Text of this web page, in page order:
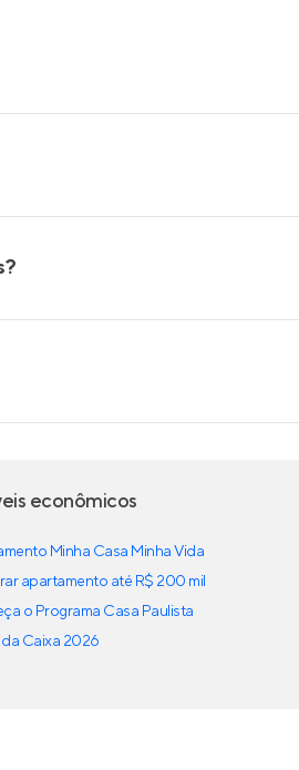
econômicos
Minha Casa Minha Vida
apartamento até R$ 200 mil
o Programa Casa Paulista
da Caixa 2026